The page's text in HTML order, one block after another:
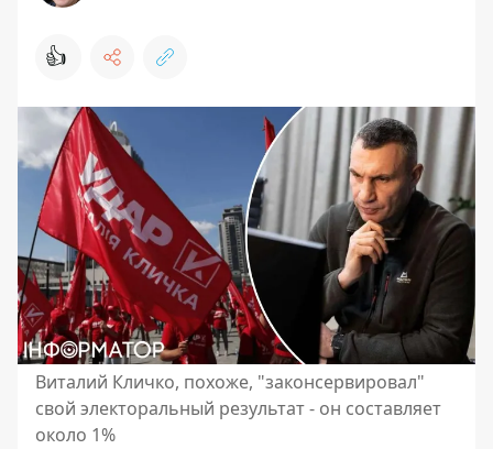
👍
Виталий Кличко, похоже, "законсервировал"
свой электоральный результат - он составляет
около 1%